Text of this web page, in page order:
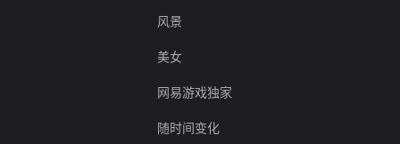
风景
美女
网易游戏独家
随时间变化